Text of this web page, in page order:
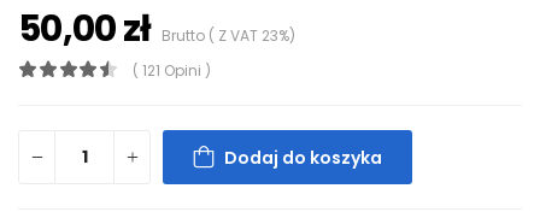
50,00 zł Brutto ( Z VAT 23%)
( 121 Opini )
Dodaj do koszyka